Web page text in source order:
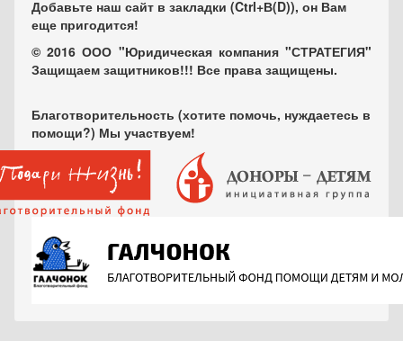
Добавьте наш сайт в закладки (Ctrl+В(D)), он Вам
еще пригодится!
© 2016 ООО "Юридическая компания "СТРАТЕГИЯ"
Защищаем защитников!!! Все права защищены.
Благотворительность (хотите помочь, нуждаетесь в
помощи?) Мы участвуем!